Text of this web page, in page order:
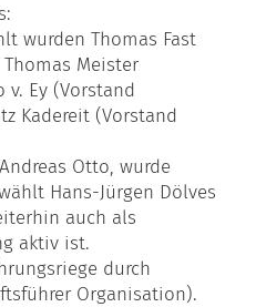
wurden Thomas Fast
Meister
v. Ey (Vorstand
Kadereit (Vorstand
Otto, wurde
Hans-Jürgen Dölves
auch als
aktiv ist.
durch
Organisation).